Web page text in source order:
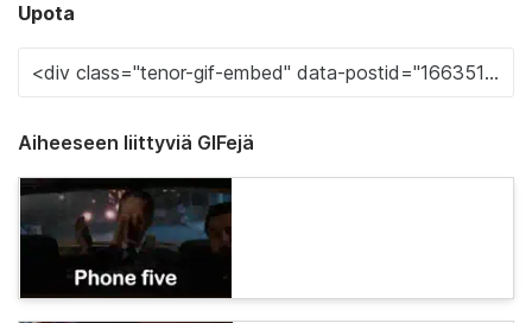
Upota
Aiheeseen liittyviä GIFejä